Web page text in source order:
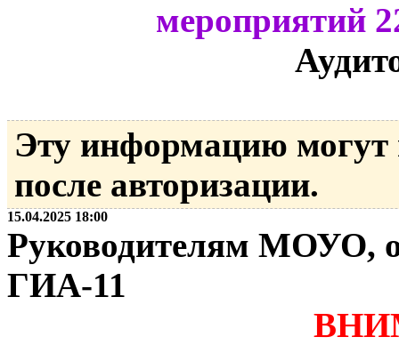
мероприятий
Эту информацию могут
после авторизации.
15.04.2025 18:00
Руководителям МОУО,
ГИА-11